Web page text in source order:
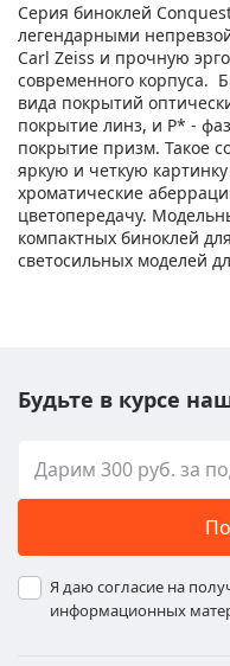
Серия биноклей
легендарными
Carl Zeiss и прочную
современного корпуса.
вида покрытий
покрытие линз, и P* -
покрытие призм. Такое
яркую и четкую
хроматические
цветопередачу.
компактных биноклей
светосильных моделей
Будьте в курсе
Я даю согласие на
информационных